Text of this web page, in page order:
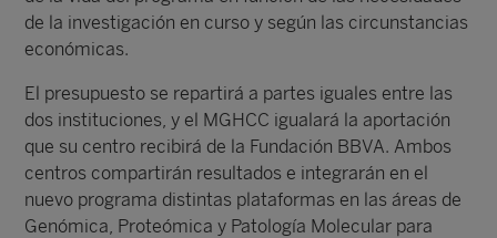
de la investigación en curso y según las circunstancias
económicas.
El presupuesto se repartirá a partes iguales entre las
dos instituciones, y el MGHCC igualará la aportación
que su centro recibirá de la Fundación BBVA. Ambos
centros compartirán resultados e integrarán en el
nuevo programa distintas plataformas en las áreas de
Genómica, Proteómica y Patología Molecular para